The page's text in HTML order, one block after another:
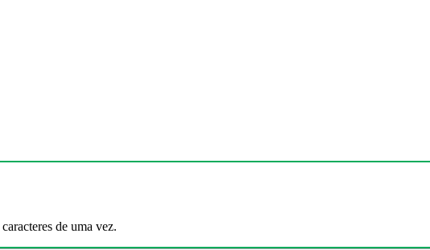
de uma vez.